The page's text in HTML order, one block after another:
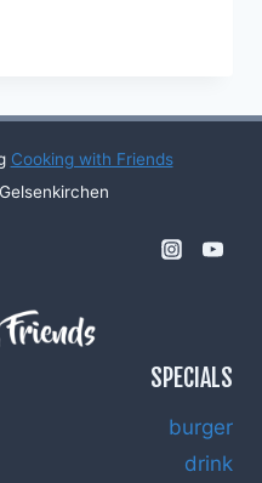
Cooking with Friends
SPECIALS
burger
drink